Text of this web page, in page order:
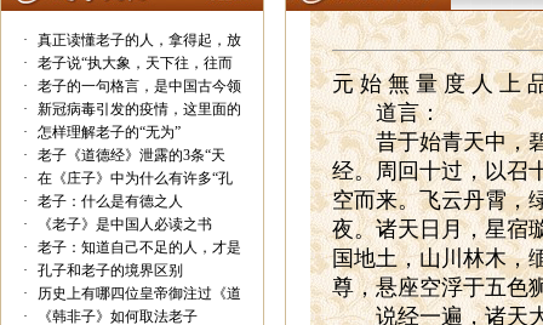
·
真正读懂老子的人，拿得起，放
·
老子说“执大象，天下往，往而
·
老子的一句格言，是中国古今领
·
新冠病毒引发的疫情，这里面的
·
怎样理解老子的“无为”
·
老子《道德经》泄露的3条“天
·
在《庄子》中为什么有许多“孔
·
老子：什么是有德之人
·
《老子》是中国人必读之书
·
老子：知道自己不足的人，才是
·
孔子和老子的境界区别
·
历史上有哪四位皇帝御注过《道
·
《韩非子》如何取法老子
元 始 無 量 度 人 上
道言：
昔于始青天中，碧
经。周回十过，以召
空而来。飞云丹霄，
夜。诸天日月，星宿
国地土，山川林木，
尊，悬座空浮于五色
说经一遍，诸天大